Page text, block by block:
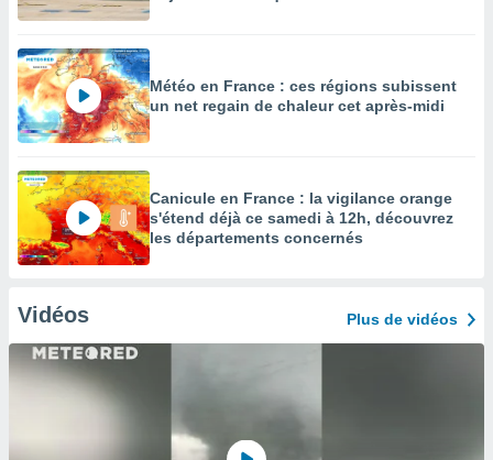
Météo en France : ces régions subissent
un net regain de chaleur cet après-midi
Canicule en France : la vigilance orange
s'étend déjà ce samedi à 12h, découvrez
les départements concernés
Vidéos Plus de vidéos